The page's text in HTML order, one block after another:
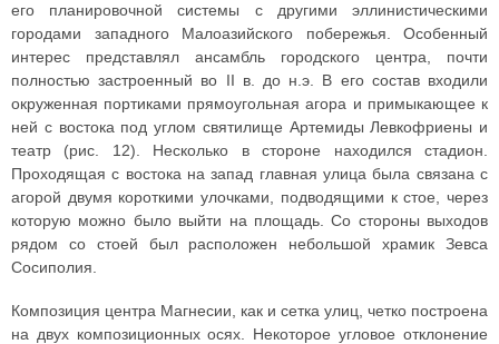
его планировочной системы с другими эллинистическими
городами западного Малоазийского побережья. Особенный
интерес представлял ансамбль городского центра, почти
полностью застроенный во II в. до н.э. В его состав входили
окруженная портиками прямоугольная агора и примыкающее к
ней с востока под углом святилище Артемиды Левкофриены и
театр (рис. 12). Несколько в стороне находился стадион.
Проходящая с востока на запад главная улица была связана с
агорой двумя короткими улочками, подводящими к стое, через
которую можно было выйти на площадь. Со стороны выходов
рядом со стоей был расположен небольшой храмик Зевса
Сосиполия.
Композиция центра Магнесии, как и сетка улиц, четко построена
на двух композиционных осях. Некоторое угловое отклонение